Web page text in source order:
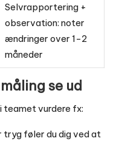
Selvrapportering +
observation: noter
ændringer over 1-2
måneder
se ud
teamet vurdere fx:
tryg føler du dig ved at